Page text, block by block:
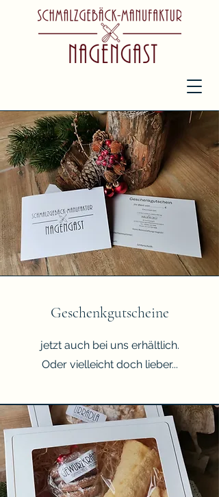
Geschenkgutscheine
jetzt auch bei uns erhältlich.
Oder vielleicht doch lieber...